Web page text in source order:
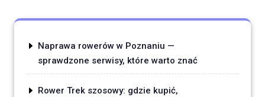
Naprawa rowerów w Poznaniu —
sprawdzone serwisy, które warto znać
Rower Trek szosowy: gdzie kupić,